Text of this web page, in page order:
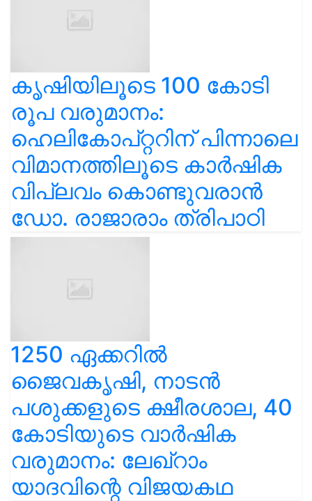
കൃഷിയിലൂടെ 100 കോടി
രൂപ വരുമാനം:
ഹെലികോപ്റ്ററിന് പിന്നാലെ
വിമാനത്തിലൂടെ കാർഷിക
വിപ്ലവം കൊണ്ടുവരാൻ
ഡോ. രാജാരാം ത്രിപാഠി
1250 ഏക്കറിൽ
ജൈവകൃഷി, നാടൻ
പശുക്കളുടെ ക്ഷീരശാല, 40
കോടിയുടെ വാർഷിക
വരുമാനം: ലേഖ്‌റാം
യാദവിന്റെ വിജയകഥ